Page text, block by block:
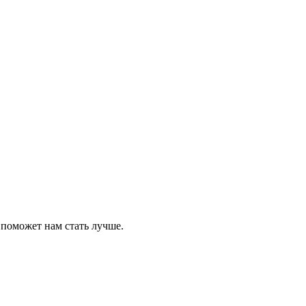
нам стать лучше.